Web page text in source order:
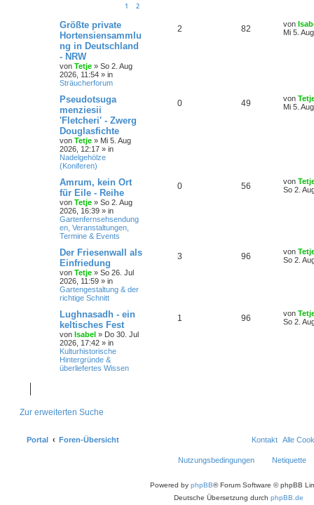
1 2
Größte private
Hortensiensammlu
ng in Deutschland
- NRW
von Tetje » So 2. Aug
2026, 11:54 » in
Sträucherforum
2 82 von
Mi 5.
Pseudotsuga
menziesii
'Fletcheri' - Zwerg
Douglasfichte
von Tetje » Mi 5. Aug
2026, 12:17 » in
Nadelgehölze
(Koniferen)
0 49 von
Mi 5.
Amrum, kein Ort
für Eile - Reihe
von Tetje » So 2. Aug
2026, 16:39 » in
Gartenfernsehsendung
en, Veranstaltungen,
Termine & Events
0 56 von
So 2.
Der Friesenwall als
Einfriedung
von Tetje » So 26. Jul
2026, 11:59 » in
Gartengestaltung & der
richtige Schnitt
3 96 von
So 2.
Lughnasadh - ein
keltisches Fest
von Isabel » Do 30. Jul
2026, 17:42 » in
Kulturhistorische
Hintergründe &
überliefertes Wissen
1 96 von
So 2.
Zur erweiterten Suche
Portal Foren-Übersicht Alle
Kontakt
Netiquette
Nutzungsbedingungen
Powered by phpBB® Forum Software © phpBB
Deutsche Übersetzung durch phpBB.de